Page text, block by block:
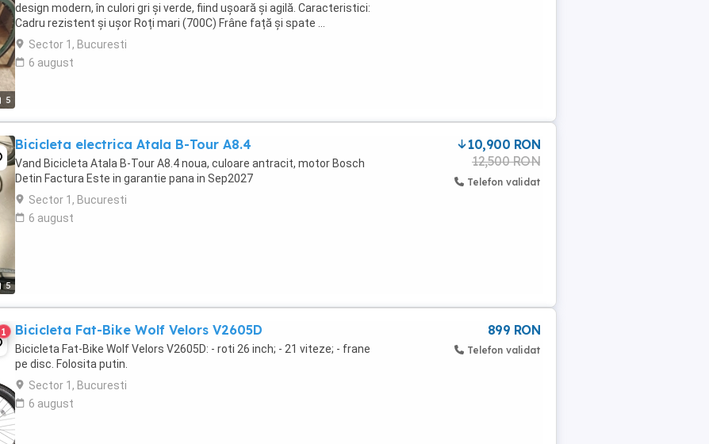
5
design modern, în culori gri și verde, fiind ușoară și agilă. Caracteristici:
Cadru rezistent și ușor Roți mari (700C) Frâne față și spate ...
Sector 1, Bucuresti
6 august
5
Bicicleta electrica Atala B-Tour A8.4
Vand Bicicleta Atala B-Tour A8.4 noua, culoare antracit, motor Bosch
Detin Factura Este in garantie pana in Sep2027
Sector 1, Bucuresti
6 august
10,900 RON
12,500 RON
Telefon validat
1 Bicicleta Fat-Bike Wolf Velors V2605D
Bicicleta Fat-Bike Wolf Velors V2605D: - roti 26 inch; - 21 viteze; - frane
pe disc. Folosita putin.
Sector 1, Bucuresti
6 august
899 RON
Telefon validat